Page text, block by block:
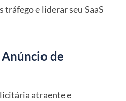
e liderar seu SaaS
de
atraente e